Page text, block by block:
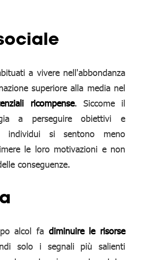
a vivere nell'abbondanza
superiore alla media nel
ricompense. Siccome il
a perseguire obiettivi e
individui si sentono meno
le loro motivazioni e non
conseguenze.
alcol fa diminuire le risorse
solo i segnali più salienti